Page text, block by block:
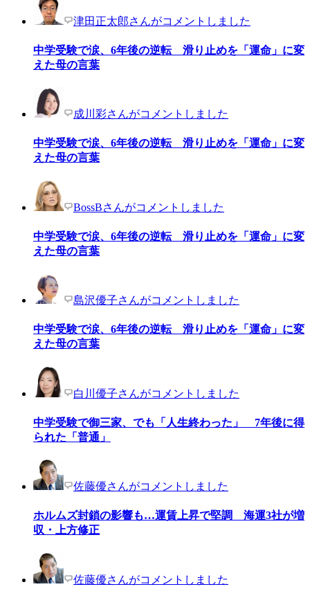
津田正太郎さんがコメントしました
中学受験で涙、6年後の逆転 滑り止めを「運命」に変
えた母の言葉
成川彩さんがコメントしました
中学受験で涙、6年後の逆転 滑り止めを「運命」に変
えた母の言葉
BossBさんがコメントしました
中学受験で涙、6年後の逆転 滑り止めを「運命」に変
えた母の言葉
島沢優子さんがコメントしました
中学受験で涙、6年後の逆転 滑り止めを「運命」に変
えた母の言葉
白川優子さんがコメントしました
中学受験で御三家、でも「人生終わった」 7年後に得
られた「普通」
佐藤優さんがコメントしました
ホルムズ封鎖の影響も…運賃上昇で堅調 海運3社が増
収・上方修正
佐藤優さんがコメントしました